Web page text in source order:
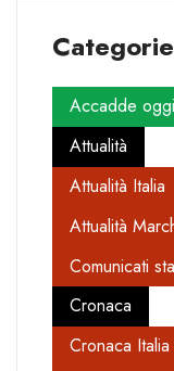
Categorie
Accadde oggi
Attualità
Attualità Italia
Attualità
Comunicati
Cronaca
Cronaca Italia